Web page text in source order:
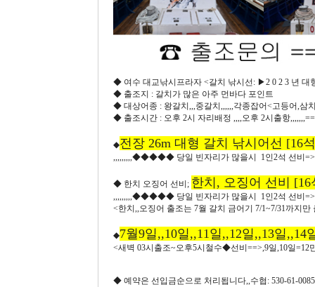
◆ 여수 대교낚시프라자 <갈치 낚시선: ▶2 0 2 3 년 대
◆ 출조지 : 갈치가 많은 아주 먼바다 포인트
◆ 대상어종 : 왕갈치,,,중갈치,,,,,,각종잡어<고등어,삼
◆ 출조시간 : 오후 2시 자리배정 ,,,,오후 2시출항
◆전장 26m 대형 갈치 낚시어선 [16
,,,,,,,,,◆◆◆◆◆ 당일 빈자리가 많을시 1인2석 선비
◆ 한치 오징어 선비; 한치, 오징어 선비 [16
,,,,,,,,,◆◆◆◆◆ 당일 빈자리가 많을시 1인2석 선비
<한치,,오징어 출조는 7월 갈치 금어기 7/1~7/31까지만
◆7월9일,,10일,,11일,,12일,,13일
<새벽 03시출조~오후5시철수◆선비==>,9일,10일=12
◆ 예약은 선입금순으로 처리됩니다,,수협: 530-61-